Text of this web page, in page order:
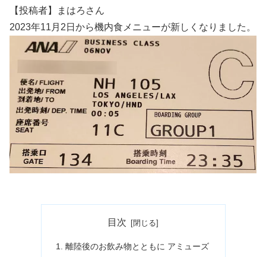
【投稿者】まはろさん
2023年11月2日から機内食メニューが新しくなりました。
目次
離陸後のお飲み物とともに アミューズ